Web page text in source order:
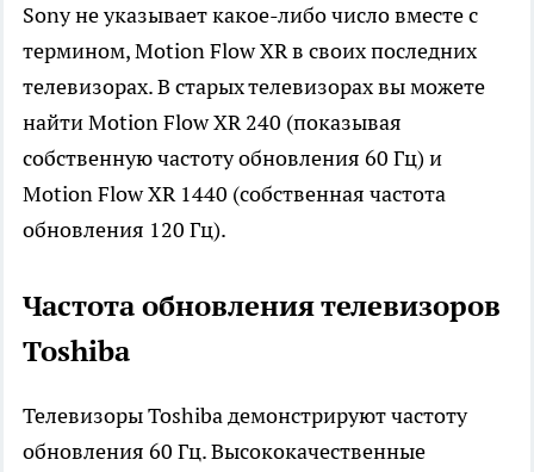
Sony не указывает какое-либо число вместе с
термином, Motion Flow XR в своих последних
телевизорах. В старых телевизорах вы можете
найти Motion Flow XR 240 (показывая
собственную частоту обновления 60 Гц) и
Motion Flow XR 1440 (собственная частота
обновления 120 Гц).
Частота обновления телевизоров
Toshiba
Телевизоры Toshiba демонстрируют частоту
обновления 60 Гц. Высококачественные